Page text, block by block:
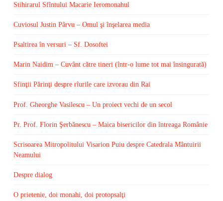
Stihirarul Sfîntului Macarie Ieromonahul
Cuviosul Justin Pârvu – Omul şi înşelarea media
Psaltirea în versuri – Sf. Dosoftei
Marin Naidim – Cuvânt către tineri (într-o lume tot mai însingurată)
Sfinţii Părinţi despre rîurile care izvorau din Rai
Prof. Gheorghe Vasilescu – Un proiect vechi de un secol
Pr. Prof. Florin Şerbănescu – Maica bisericilor din întreaga Românie
Scrisoarea Mitropolitului Visarion Puiu despre Catedrala Mântuirii
Neamului
Despre dialog
O prietenie, doi monahi, doi protopsalţi